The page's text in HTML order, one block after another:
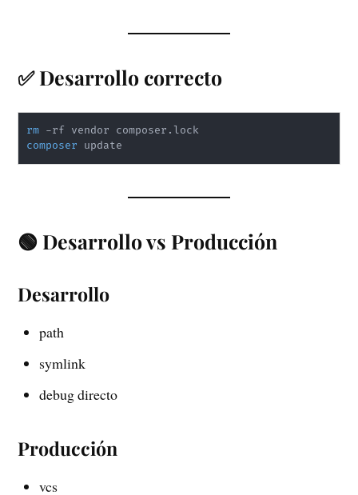
✅ Desarrollo correcto
rm
composer
🟢 Desarrollo vs Producción
Desarrollo
path
symlink
debug directo
Producción
vcs